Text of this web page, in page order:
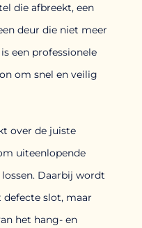
die afbreekt, een
deur die niet meer
een professionele
om snel en veilig
over de juiste
uiteenlopende
Daarbij wordt
defecte slot, maar
het hang- en